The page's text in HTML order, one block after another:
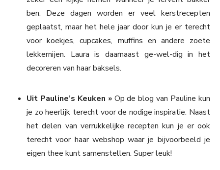
ben. Deze dagen worden er veel kerstrecepten
geplaatst, maar het hele jaar door kun je er terecht
voor koekjes, cupcakes, muffins en andere zoete
lekkernijen. Laura is daarnaast ge-wel-dig in het
decoreren van haar baksels.
Uit Pauline’s Keuken » Op de blog van Pauline kun
je zo heerlijk terecht voor de nodige inspiratie. Naast
het delen van verrukkelijke recepten kun je er ook
terecht voor haar webshop waar je bijvoorbeeld je
eigen thee kunt samenstellen. Super leuk!